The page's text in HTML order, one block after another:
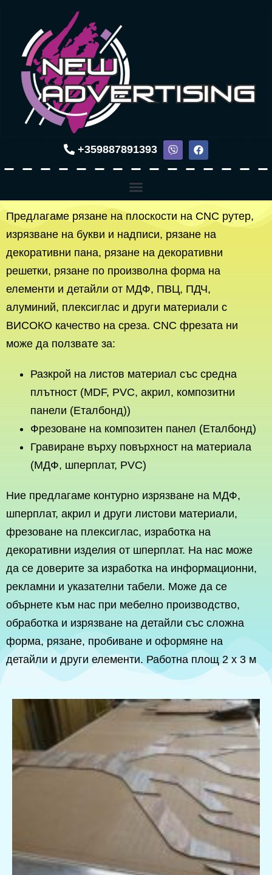
+359887891393
Предлагаме рязане на плоскости на CNC рутер,
изрязване на букви и надписи, рязане на
декоративни пана, рязане на декоративни
решетки, рязане по произволна форма на
елементи и детайли от МДФ, ПВЦ, ПДЧ,
алуминий, плексиглас и други материали с
ВИСОКО качество на среза. CNC фрезата ни
може да ползвате за:
Разкрой на листов материал със средна
плътност (MDF, PVC, акрил, композитни
панели (Еталбонд))
Фрезоване на композитен панел (Еталбонд)
Гравиране върху повърхност на материала
(МДФ, шперплат, PVC)
Ние предлагаме контурно изрязване на МДФ,
шперплат, акрил и други листови материали,
фрезоване на плексиглас, изработка на
декоративни изделия от шперплат. На нас може
да се доверите за изработка на информационни,
рекламни и указателни табели. Може да се
обърнете към нас при мебелно производство,
обработка и изрязване на детайли със сложна
форма, рязане, пробиване и оформяне на
детайли и други елементи. Работна площ 2 х 3 м